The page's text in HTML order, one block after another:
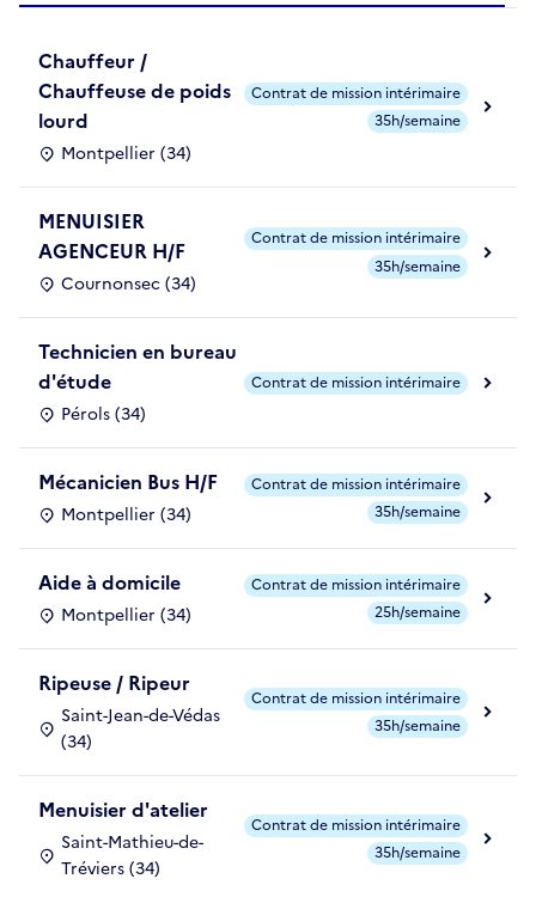
Chauffeur /
Chauffeuse de poids
lourd
Montpellier (34)
Contrat de mission intérimaire
35h/semaine
MENUISIER
AGENCEUR H/F
Cournonsec (34)
Contrat de mission intérimaire
35h/semaine
Technicien en bureau
d'étude
Pérols (34)
Contrat de mission intérimaire
Mécanicien Bus H/F
Montpellier (34)
Contrat de mission intérimaire
35h/semaine
Aide à domicile
Montpellier (34)
Contrat de mission intérimaire
25h/semaine
Ripeuse / Ripeur
Saint-Jean-de-Védas
(34)
Contrat de mission intérimaire
35h/semaine
Menuisier d'atelier
Saint-Mathieu-de-
Tréviers (34)
Contrat de mission intérimaire
35h/semaine